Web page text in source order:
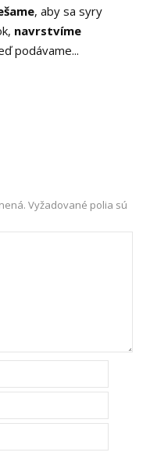
, aby sa syry
navrstvíme
podávame...
Vyžadované polia sú